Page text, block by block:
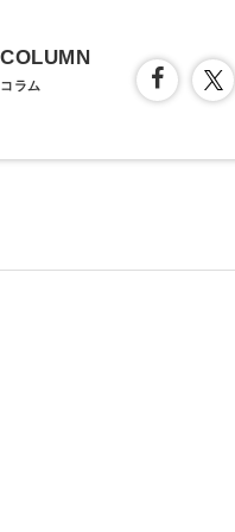
COLUMN
コラム